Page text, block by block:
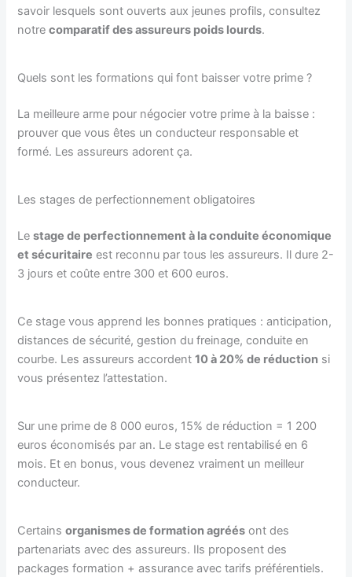
savoir lesquels sont ouverts aux jeunes profils, consultez
notrecomparatif des assureurs poids lourds.
Quels sont les formations qui font baisser votre prime ?
La meilleure arme pour négocier votre prime à la baisse :
prouver que vous êtes un conducteur responsable et
formé. Les assureurs adorent ça.
Les stages de perfectionnement obligatoires
Lestage de perfectionnement à la conduite économique
et sécuritaire est reconnu par tous les assureurs. Il dure 2-
3 jours et coûte entre 300 et 600 euros.
Ce stage vous apprend les bonnes pratiques : anticipation,
distances de sécurité, gestion du freinage, conduite en
courbe. Les assureurs accordent10 à 20% de réduction si
vous présentez l’attestation.
Sur une prime de 8 000 euros, 15% de réduction = 1 200
euros économisés par an. Le stage est rentabilisé en 6
mois. Et en bonus, vous devenez vraiment un meilleur
conducteur.
Certainsorganismes de formation agréés ont des
partenariats avec des assureurs. Ils proposent des
packages formation + assurance avec tarifs préférentiels.